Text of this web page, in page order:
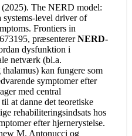
The NERD model:
level driver of
Frontiers in
præsentererNERD-
dysfunktion i
netværk (bl.a.
kan fungere som
symptomer efter
med central
at danne det teoretiske
rehabiliteringsindsats hos
efter hjernerystelse.
M. Antonucci og